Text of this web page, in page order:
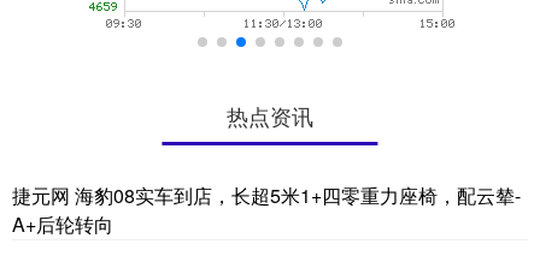
热点资讯
捷元网 海豹08实车到店，长超5米1+四零重力座椅，配云辇-
A+后轮转向